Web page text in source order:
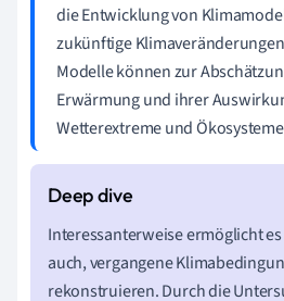
die Entwicklung von
zukünftige
Modelle können zur
Erwärmung und ihrer
Wetterextreme und
Interessanterweise ermöglicht
auch, vergangene
rekonstruieren. Durch die